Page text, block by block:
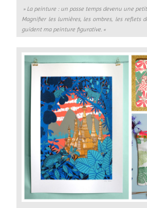
» La peinture : un passe temps devenu une
Magnifier les lumières, les ombres, les reflets
guident ma peinture figurative. «